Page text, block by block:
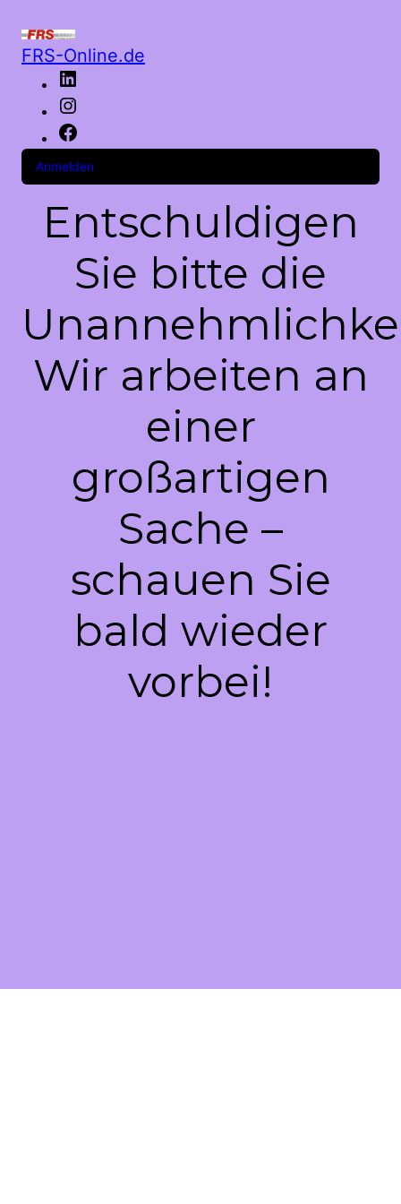
FRS-Online.de
Anmelden
Entschuldigen
Sie bitte die
Wir arbeiten an
einer
großartigen
Sache –
schauen Sie
bald wieder
vorbei!